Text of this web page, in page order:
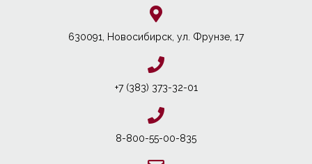
630091, Новосибирcк, ул. Фрунзе, 17
+7 (383) 373-32-01
8-800-55-00-835